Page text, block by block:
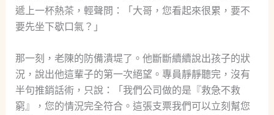
遞上一杯熱茶，輕聲問：「大哥，您看起來很累，要不
要先坐下歇口氣？」
那一刻，老陳的防備潰堤了。他斷斷續續說出孩子的狀
況，說出他這輩子的第一次絕望。專員靜靜聽完，沒有
半句推銷話術，只說：「我們公司做的是『救急不救
窮』，您的情況完全符合。這張支票我們可以立刻幫您